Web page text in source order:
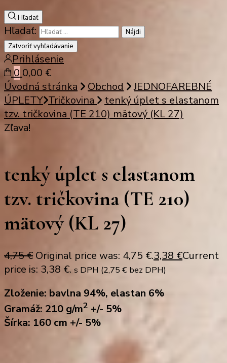
Hľadať
Hľadať:
Zatvoriť vyhľadávanie
Prihlásenie
0 0,00 €
Úvodná stránka
Obchod
JEDNOFAREBNÉ
ÚPLETY Tričkovina
tenký úplet s elastanom
tzv. tričkovina (TE 210) mätový (KL 27)
Zľava!
tenký úplet s elastanom
tzv. tričkovina (TE 210)
mätový (KL 27)
4,75€ Original price was: 4,75 €.3,38 €Current
price is: 3,38 €. s DPH (2,75 € bez DPH)
Zloženie: bavlna 94%, elastan 6%
Gramáž: 210 g/m2 +/- 5%
Šírka: 160 cm +/- 5%